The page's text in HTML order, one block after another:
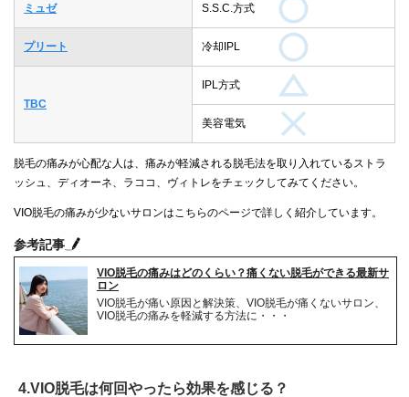
ミュゼ S.S.C.方式
プリート 冷却IPL
TBC
IPL方式
美容電気
脱毛の痛みが心配な人は、痛みが軽減される脱毛法を取り入れているストラ
ッシュ、ディオーネ、ラココ、ヴィトレをチェックしてみてください。
VIO脱毛の痛みが少ないサロンはこちらのページで詳しく紹介しています。
参考記事
VIO脱毛の痛みはどのくらい？痛くない脱毛ができる最新サ
ロン
VIO脱毛が痛い原因と解決策、VIO脱毛が痛くないサロン、
VIO脱毛の痛みを軽減する方法に・・・
4.VIO脱毛は何回やったら効果を感じる？